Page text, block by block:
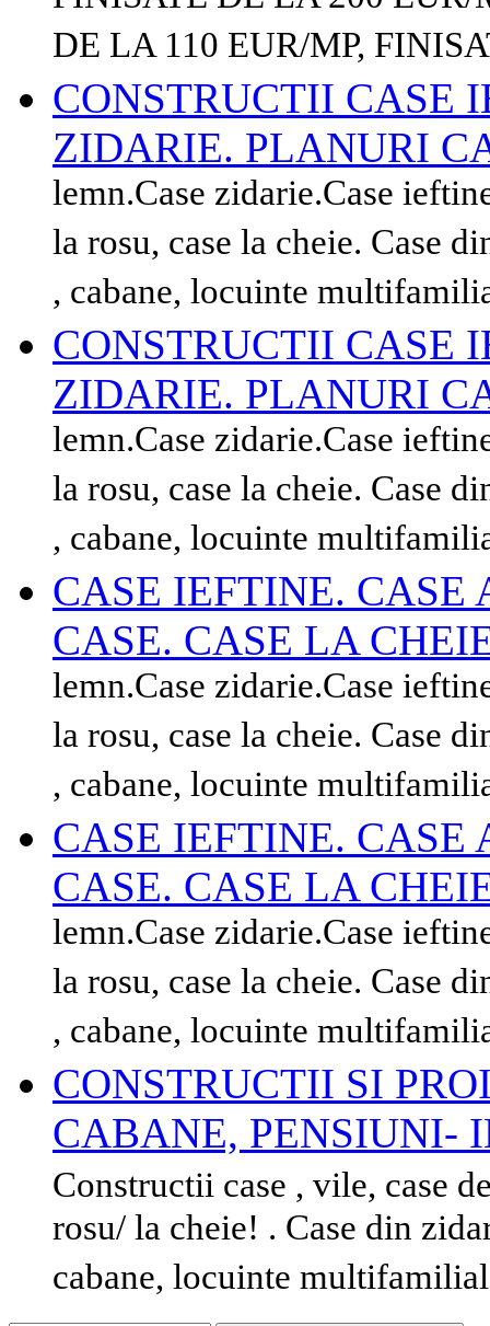
DE LA 110 EUR/MP,
CONSTRUCTII CASE
ZIDARIE. PLANURI
lemn.Case zidarie.Case
la rosu, case la cheie. Case
, cabane, locuinte
CONSTRUCTII CASE
ZIDARIE. PLANURI
lemn.Case zidarie.Case
la rosu, case la cheie. Case
, cabane, locuinte
CASE IEFTINE.
CASE. CASE LA
lemn.Case zidarie.Case
la rosu, case la cheie. Case
, cabane, locuinte
CASE IEFTINE.
CASE. CASE LA
lemn.Case zidarie.Case
la rosu, case la cheie. Case
, cabane, locuinte
CONSTRUCTII SI
CABANE, PENSIUNI-
Constructii case , vile, case
rosu/ la cheie! . Case din
cabane, locuinte